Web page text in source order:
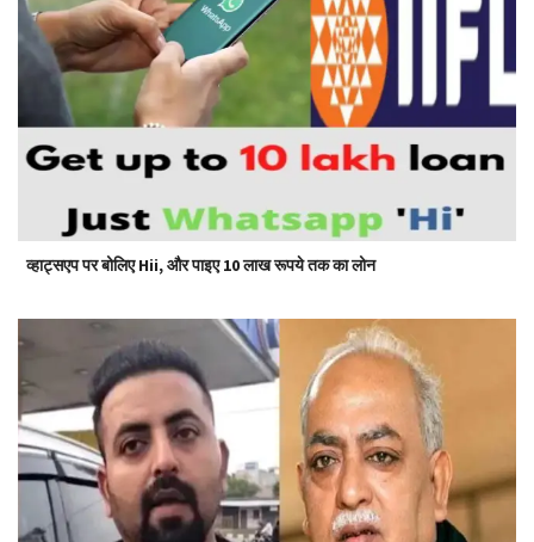
व्हाट्सएप पर बोलिए Hii, और पाइए 10 लाख रूपये तक का लोन